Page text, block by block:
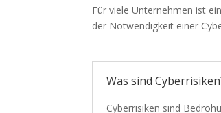
Für viele Unternehmen ist
der Notwendigkeit einer
Was sind
Cyberrisiken sind